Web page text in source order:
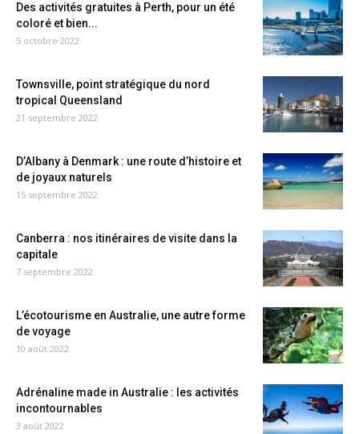
Des activités gratuites à Perth, pour un été
coloré et bien...
5 octobre 2022
Townsville, point stratégique du nord
tropical Queensland
21 septembre 2022
D’Albany à Denmark : une route d’histoire et
de joyaux naturels
15 septembre 2022
Canberra : nos itinéraires de visite dans la
capitale
7 septembre 2022
L’écotourisme en Australie, une autre forme
de voyage
10 août 2022
Adrénaline made in Australie : les activités
incontournables
3 août 2022